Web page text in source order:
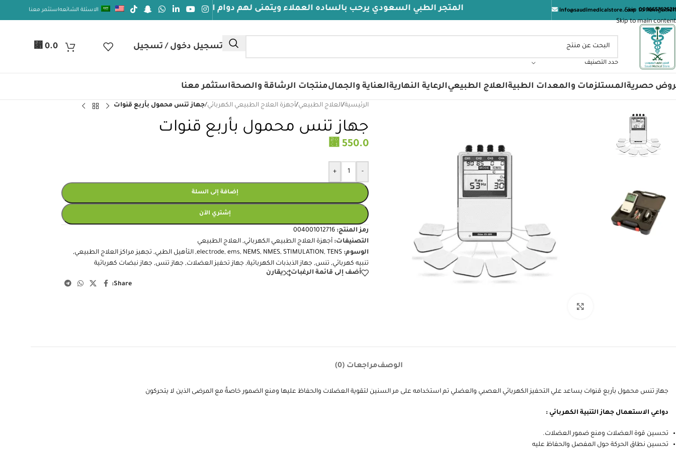
Skip to navigation
Skip to main content
info@saudimedicalstore.com المتجر الطبي السعودي يرحب بالساده العملاء ويتمنى لهم دوام الصحة والعافيه الاسئلة الشائعهاستثمر معنا
حدد التصنيف
تسجيل دخول / تسجيل ⃁0.0
حصريةالمستلزمات والمعدات الطبيةالعلاج الطبيعيالرعاية النهاريةالعناية والجمالمنتجات الرشاقة والصحةاستثمر معنا
الرئيسية/العلاج الطبيعي/أجهزة العلاج الطبيعي الكهربائي/جهاز تنس محمول بأربع قنوات
جهاز تنس محمول بأربع قنوات
⃁ 550.0
-
+
إضافة إلى السلة
إشتري الآن
رمز المنتج: 004001012716
التصنيفات: أجهزة العلاج الطبيعي الكهربائي, العلاج الطبيعي
الوسوم:
electrode, ems, NEMS, NMES, STIMULATION, TENS
, التأهيل الطبي, تجهيز مراكز العلاج الطبيعي,
تنبيه كهربائي, تنس, جهاز الذبذبات الكهربائية, جهاز تحفيز العضلات, جهاز تنس, جهاز نبضات كهربائية
أضف إلى قائمة الرغبات
يقارن
Share:
الوصفمراجعات (0)
جهاز تنس محمول بأربع قنوات يساعد علي التحفيز الكهربائي العصبي والعضلي تم استخدامه على مر السنين لتقوية العضلات والحفاظ عليها ومنع الضمور خاصةً مع المرضى الذين لا يتحركون
دواعي الاستعمال جهاز التنبية الكهربائي :
تحسين قوة العضلات ومنع ضمور العضلات.
تحسين نطاق الحركة حول المفصل والحفاظ عليه